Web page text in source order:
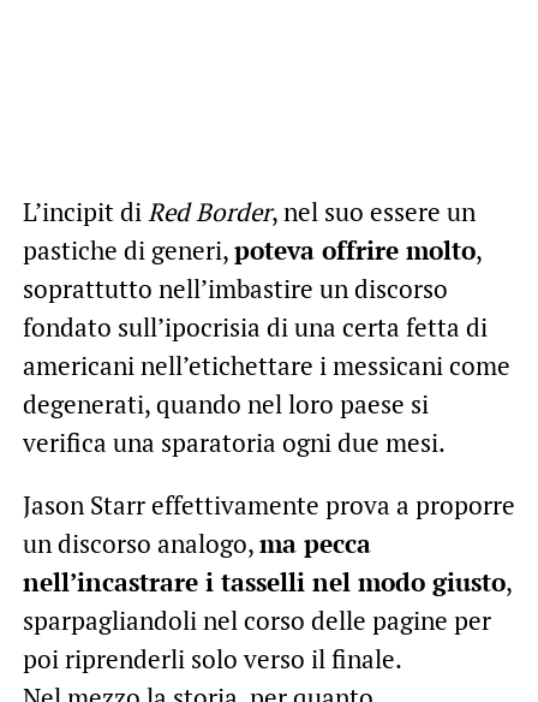
L’incipit diRed Border, nel suo essere un
pastiche di generi,poteva offrire molto,
soprattutto nell’imbastire un discorso
fondato sull’ipocrisia di una certa fetta di
americani nell’etichettare i messicani come
degenerati, quando nel loro paese si
verifica una sparatoria ogni due mesi.
Jason Starr effettivamente prova a proporre
un discorso analogo,ma pecca
nell’incastrare i tasselli nel modo giusto,
sparpagliandoli nel corso delle pagine per
poi riprenderli solo verso il finale.